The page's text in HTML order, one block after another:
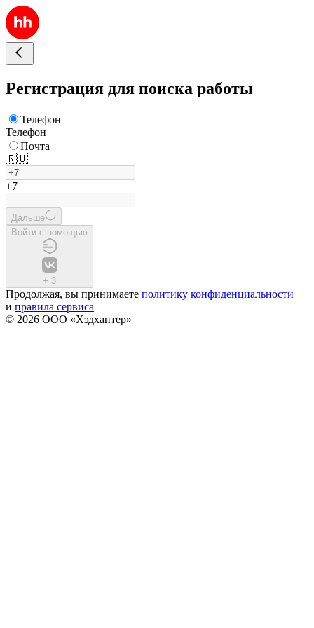
Регистрация для поиска работы
Телефон
Телефон
Почта
🇷🇺
+7
Дальше
Войти с помощью
+ 3
Продолжая, вы принимаете политику конфиденциальности
и правила сервиса
© 2026 ООО «Хэдхантер»